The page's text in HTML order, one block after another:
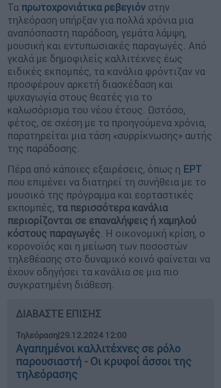
Τα πρωτοχρονιάτικα ρεβεγιόνστην
τηλεόραση υπήρξαν για πολλά χρόνια μια
αναπόσπαστη παράδοση, γεμάτα λάμψη,
μουσική και εντυπωσιακές παραγωγές. Από
γκαλά με δημοφιλείς καλλιτέχνες έως
ειδικές εκπομπές, τα κανάλια φρόντιζαν να
προσφέρουν αρκετή διασκέδαση και
ψυχαγωγία στους θεατές για το
καλωσόρισμα του νέου έτους. Ωστόσο,
φέτος, σε σχέση με τα προηγούμενα χρόνια,
παρατηρείται μια τάση «συρρίκνωσης» αυτής
της παράδοσης.
Πέρα από κάποιες εξαιρέσεις, όπως η ΕΡΤ
που επιμένει να διατηρεί τη συνήθεια με το
μουσικό της πρόγραμμα και εορταστικές
εκπομπές, τα περισσότερα κανάλια
περιορίζονται σε επαναλήψεις ή χαμηλού
κόστους παραγωγές. Η οικονομική κρίση, ο
κορονοϊός και η μείωση των ποσοστών
τηλεθέασης στο δυναμικό κοινό φαίνεται να
έχουν οδηγήσει τα κανάλια σε μια πιο
συγκρατημένη διάθεση.
ΔΙΑΒΑΣΤΕ ΕΠΙΣΗΣ
Τηλεόραση|29.12.2024 12:00
Αγαπημένοι καλλιτέχνες σε ρόλο
παρουσιαστή - Οι κρυφοί άσσοι της
τηλεόρασης